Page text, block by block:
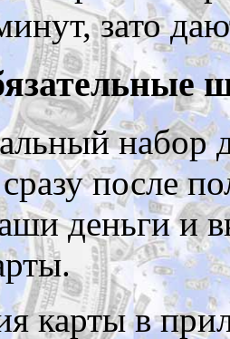
зато
набор
после
деньги и
карты в